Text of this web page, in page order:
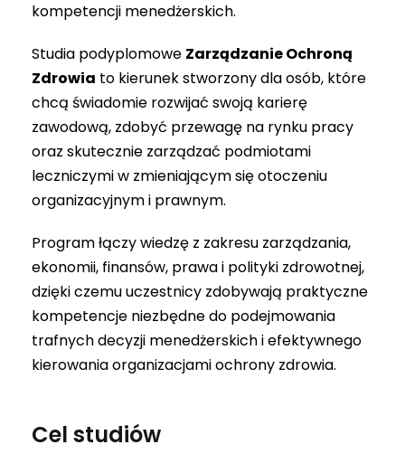
kompetencji menedżerskich.
Studia podyplomowe Zarządzanie Ochroną
Zdrowia to kierunek stworzony dla osób, które
chcą świadomie rozwijać swoją karierę
zawodową, zdobyć przewagę na rynku pracy
oraz skutecznie zarządzać podmiotami
leczniczymi w zmieniającym się otoczeniu
organizacyjnym i prawnym.
Program łączy wiedzę z zakresu zarządzania,
ekonomii, finansów, prawa i polityki zdrowotnej,
dzięki czemu uczestnicy zdobywają praktyczne
kompetencje niezbędne do podejmowania
trafnych decyzji menedżerskich i efektywnego
kierowania organizacjami ochrony zdrowia.
Cel studiów